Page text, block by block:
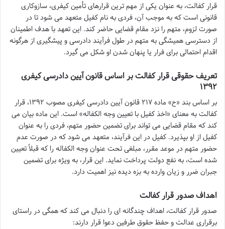
قرار کفالت، به عنوان یکی از مهم ترین قرارهای تأمین کیفری، سازوکاری
قانونی است که به موجب آن، فردی به نام کفیل متعهد می شود تا در
صورت لزوم، متهم را نزد مقام قضایی حاضر کند. این تعهد با هدف اطمینان
از دسترسی همیشگی به متهم در طول فرآیند دادرسی و پیشگیری از هرگونه
اقدام احتمالی برای فرار یا پنهان شدن او شکل می گیرد.
تعریف حقوقی قرار کفالت بر اساس قانون آیین دادرسی کیفری
۱۳۹۲
بر اساس بند «ح» ماده ۲۱۷ قانون آیین دادرسی کیفری مصوب ۱۳۹۲، قرار
کفالت به معنای «اخذ کفیل با تعیین وجه الکفاله» است. این ماده بیان می
کند که مقام قضایی می تواند برای تضمین حضور متهم، فردی را به عنوان
کفیل از او بپذیرد. کفیل در این فرآیند، متعهد می شود که در صورت عدم
حضور متهم در موعد مقرر، مبلغی تحت عنوان وجه الکفاله را که قبلاً تعیین
شده است، به نفع دولت پرداخت نماید. این قرار، به ویژه برای تضمین
جبران ضرر و زیان وارده به بزه دیده نیز اهمیت دارد.
اهداف صدور قرار کفالت
صدور قرار کفالت، اهداف چندگانه ای را دنبال می کند که همگی در راستای
برقراری عدالت و حفظ حقوق طرفین دعوا قرار دارند: